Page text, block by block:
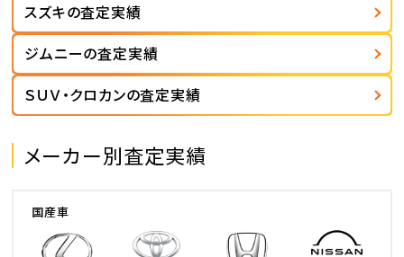
スズキの査定実績
ジムニーの査定実績
ＳＵＶ・クロカンの査定実績
メーカー別査定実績
国産車